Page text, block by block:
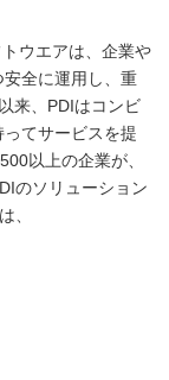
ウエアは、企業や
全に運用し、重
来、PDIはコンビ
てサービスを提
以上の企業が、
のソリューション
、